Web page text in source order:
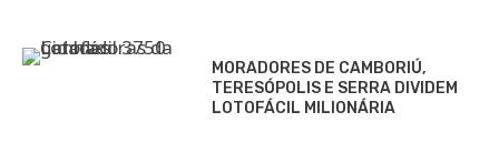
MORADORES DE CAMBORIÚ,
TERESÓPOLIS E SERRA DIVIDEM
LOTOFÁCIL MILIONÁRIA